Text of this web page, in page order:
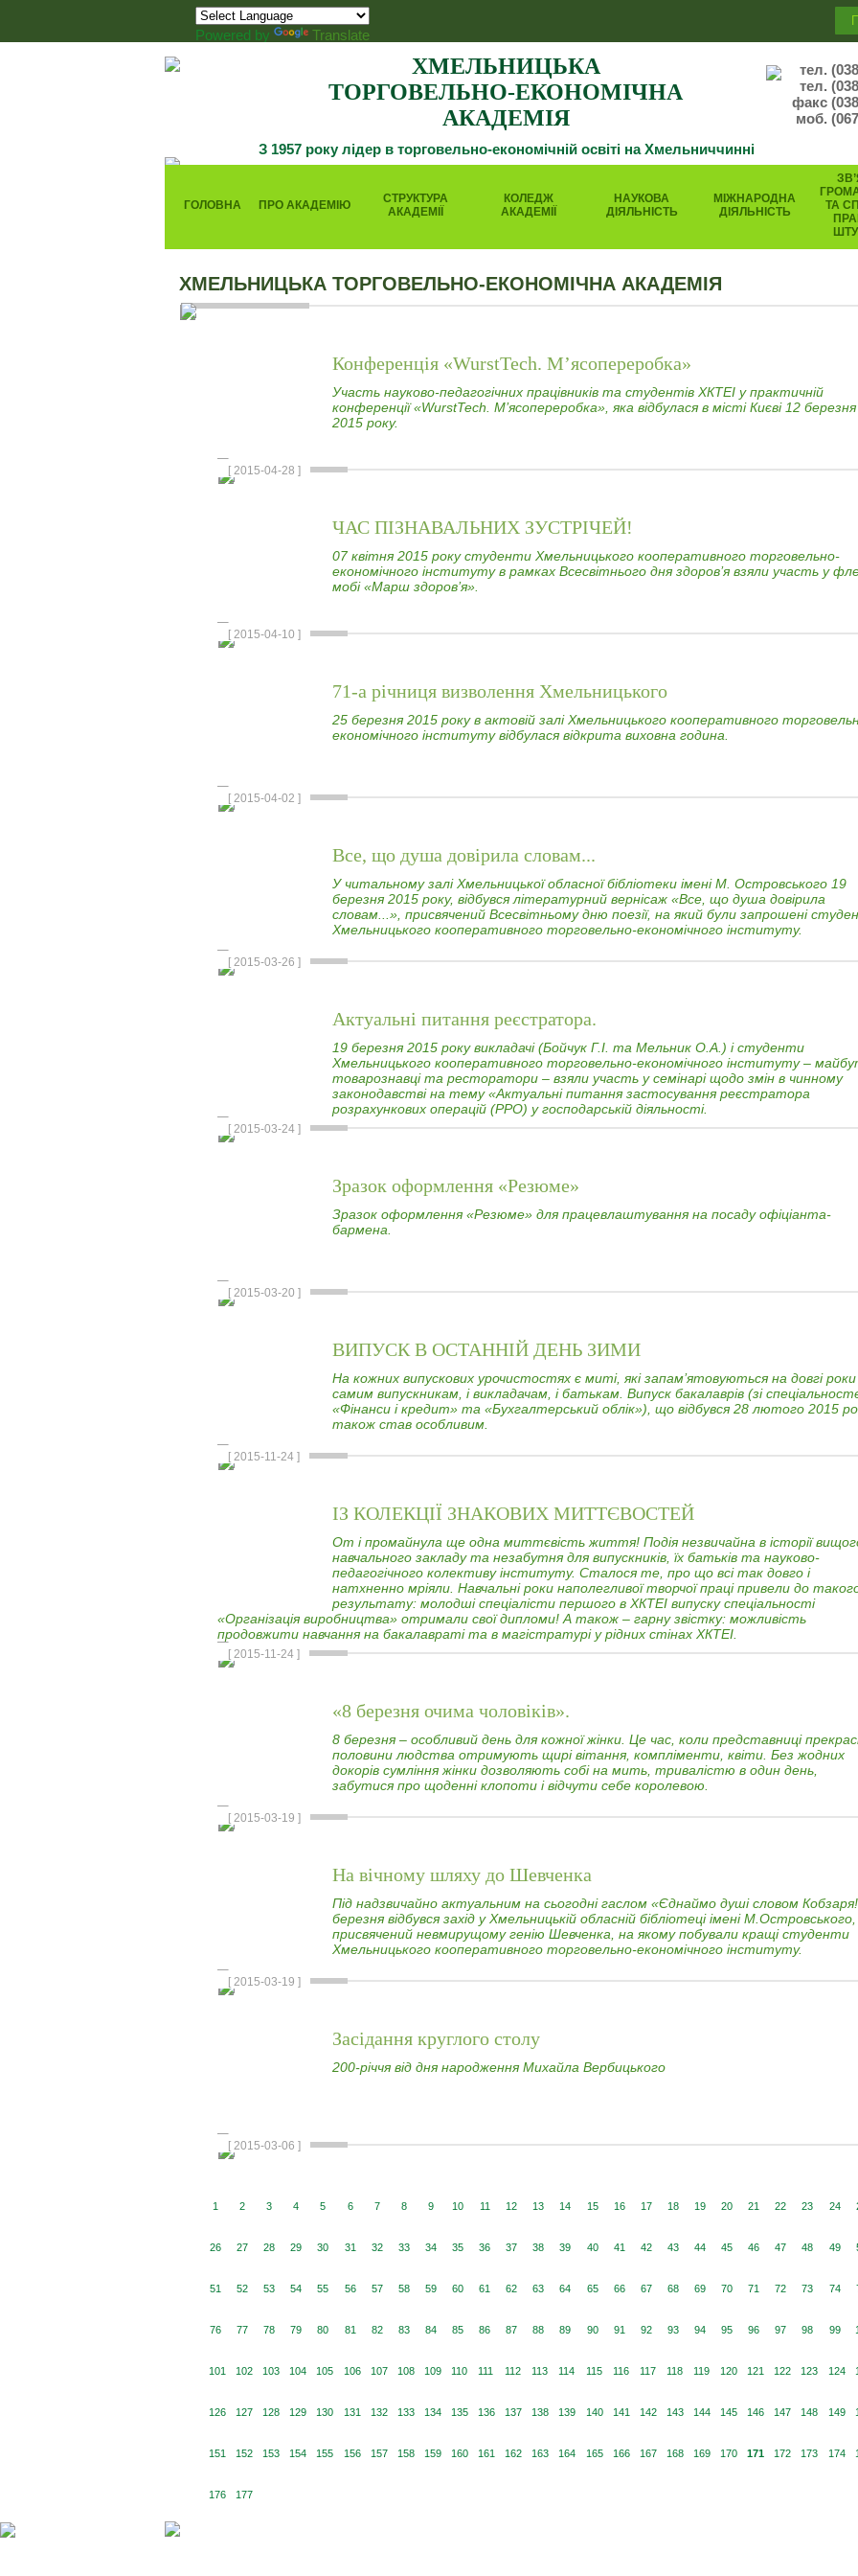
Powered by Translate
ХМЕЛЬНИЦЬКА
ТОРГОВЕЛЬНО-ЕКОНОМІЧНА
АКАДЕМІЯ
З 1957 року лідер в торговельно-економічній освіті на Хмельниччинні
тел.
тел.
факс
моб.
ГОЛОВНА ПРО АКАДЕМІЮ
СТРУКТУРА
АКАДЕМІЇ
КОЛЕДЖ
АКАДЕМІЇ
НАУКОВА
ДІЯЛЬНІСТЬ
МІЖНАРОДНА
ДІЯЛЬНІСТЬ
ТА
ХМЕЛЬНИЦЬКА ТОРГОВЕЛЬНО-ЕКОНОМІЧНА АКАДЕМІЯ
Конференція «WurstTech. М’ясопереробка»
Участь науково-педагогічних працівників та студентів ХКТЕІ у практичній
конференції «WurstTech. М’ясопереробка», яка відбулася в місті Києві 12 березня
2015 року.
[ 2015-04-28 ]
ЧАС ПІЗНАВАЛЬНИХ ЗУСТРІЧЕЙ!
07 квітня 2015 року студенти Хмельницького кооперативного торговельно-
економічного інституту в рамках Всесвітнього дня здоров’я взяли участь у
мобі «Марш здоров’я».
[ 2015-04-10 ]
71-а річниця визволення Хмельницького
25 березня 2015 року в актовій залі Хмельницького кооперативного
економічного інституту відбулася відкрита виховна година.
[ 2015-04-02 ]
Все, що душа довірила словам...
У читальному залі Хмельницької обласної бібліотеки імені М. Островського 19
березня 2015 року, відбувся літературний вернісаж «Все, що душа довірила
словам...», присвячений Всесвітньому дню поезії, на який були запрошені
Хмельницького кооперативного торговельно-економічного інституту.
[ 2015-03-26 ]
Актуальні питання реєстратора.
19 березня 2015 року викладачі (Бойчук Г.І. та Мельник О.А.) і студенти
Хмельницького кооперативного торговельно-економічного інституту –
товарознавці та ресторатори – взяли участь у семінарі щодо змін в чинному
законодавстві на тему «Актуальні питання застосування реєстратора
розрахункових операцій (РРО) у господарській діяльності.
[ 2015-03-24 ]
Зразок оформлення «Резюме»
Зразок оформлення «Резюме» для працевлаштування на посаду офіціанта-
бармена.
[ 2015-03-20 ]
ВИПУСК В ОСТАННІЙ ДЕНЬ ЗИМИ
На кожних випускових урочистостях є миті, які запам’ятовуються на довгі роки
самим випускникам, і викладачам, і батькам. Випуск бакалаврів (зі
«Фінанси і кредит» та «Бухгалтерський облік»), що відбувся 28 лютого 2015
також став особливим.
[ 2015-11-24 ]
ІЗ КОЛЕКЦІЇ ЗНАКОВИХ МИТТЄВОСТЕЙ
От і промайнула ще одна миттєвість життя! Подія незвичайна в історії
навчального закладу та незабутня для випускників, їх батьків та науково-
педагогічного колективу інституту. Сталося те, про що всі так довго і
натхненно мріяли. Навчальні роки наполегливої творчої праці привели до
результату: молодші спеціалісти першого в ХКТЕІ випуску спеціальності
«Організація виробництва» отримали свої дипломи! А також – гарну звістку: можливість
продовжити навчання на бакалавраті та в магістратурі у рідних стінах ХКТЕІ.
[ 2015-11-24 ]
«8 березня очима чоловіків».
8 березня – особливий день для кожної жінки. Це час, коли представниці
половини людства отримують щирі вітання, компліменти, квіти. Без жодних
докорів сумління жінки дозволяють собі на мить, тривалістю в один день,
забутися про щоденні клопоти і відчути себе королевою.
[ 2015-03-19 ]
На вічному шляху до Шевченка
Під надзвичайно актуальним на сьогодні гаслом «Єднаймо душі словом
березня відбувся захід у Хмельницькій обласній бібліотеці імені М.Островського,
присвячений невмирущому генію Шевченка, на якому побували кращі студенти
Хмельницького кооперативного торговельно-економічного інституту.
[ 2015-03-19 ]
Засідання круглого столу
200-річчя від дня народження Михайла Вербицького
[ 2015-03-06 ]
1 2 3 4 5 6 7 8 9 10 11 12 13 14 15 16 17 18 19 20 21 22 23 24
26 27 28 29 30 31 32 33 34 35 36 37 38 39 40 41 42 43 44 45 46 47 48 49
51 52 53 54 55 56 57 58 59 60 61 62 63 64 65 66 67 68 69 70 71 72 73 74
76 77 78 79 80 81 82 83 84 85 86 87 88 89 90 91 92 93 94 95 96 97 98 99
101 102 103 104 105 106 107 108 109 110 111 112 113 114 115 116 117 118 119 120 121 122 123 124
126 127 128 129 130 131 132 133 134 135 136 137 138 139 140 141 142 143 144 145 146 147 148 149
151 152 153 154 155 156 157 158 159 160 161 162 163 164 165 166 167 168 169 170 171 172 173 174
176 177